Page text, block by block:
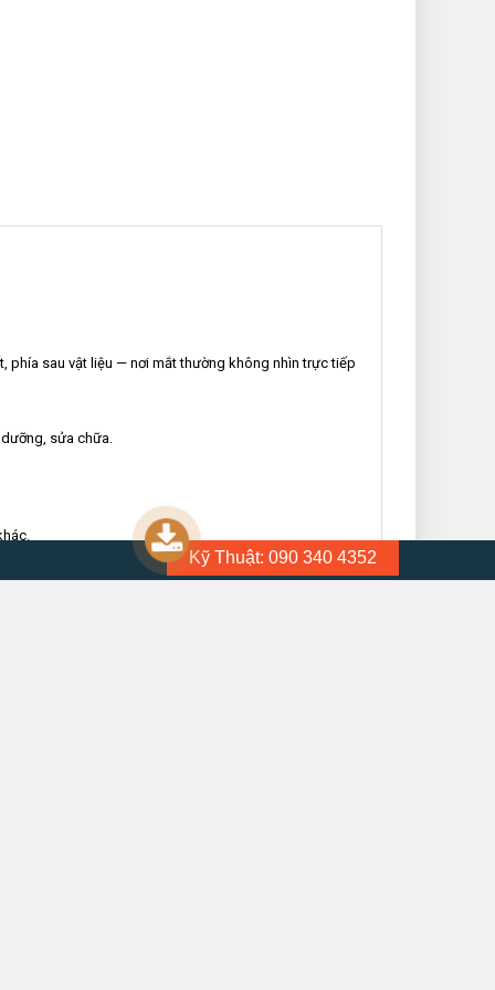
phía sau vật liệu — nơi mắt thường không nhìn trực tiếp
sửa chữa.
Kỹ Thuật: 090 340 4352